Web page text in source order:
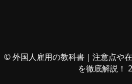
© 外国人雇用の教科書｜注意点や
を徹底解説！